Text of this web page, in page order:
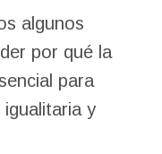
algunos
por qué la
para
igualitaria y